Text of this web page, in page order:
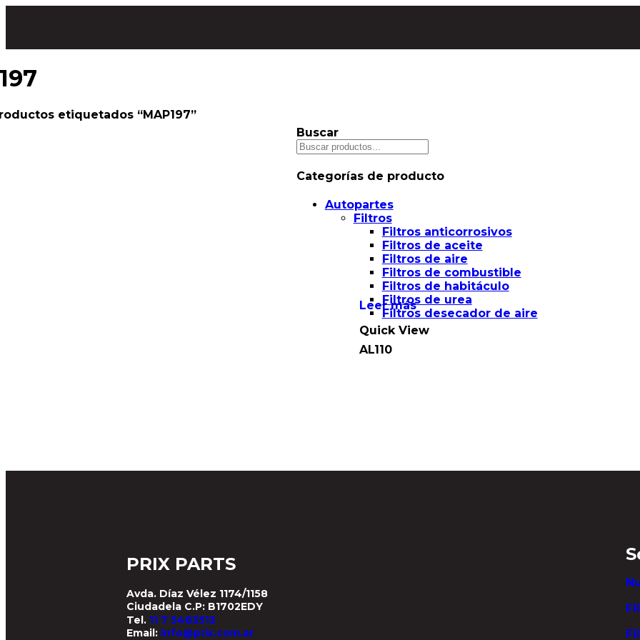
etiquetados “MAP197”
Buscar
Categorías de producto
Autopartes
Filtros
Filtros anticorrosivos
Filtros de aceite
Filtros de aire
Filtros de combustible
Filtros de habitáculo
Filtros de urea
Filtros desecador de aire
Leer más
Quick View
AL110
PRIX PARTS
Avda. Díaz Vélez 1174/1158
Ciudadela C.P: B1702EDY
Tel. 11 7 5483513
Email: info@prix.com.ar